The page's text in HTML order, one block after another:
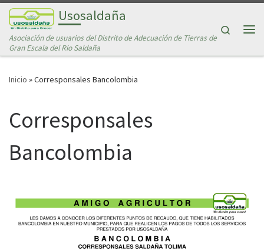
Saltar al contenidoUsosaldaña
Asociación de usuarios del Distrito de Adecuación de Tierras de
Gran Escala del Rio Saldaña
Search
Inicio »Corresponsales Bancolombia
Corresponsales
Bancolombia